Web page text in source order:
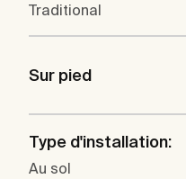
Traditional
Sur pied
Type d'installation:
Au sol